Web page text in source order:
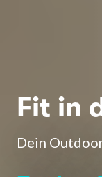
Fit in
Dein